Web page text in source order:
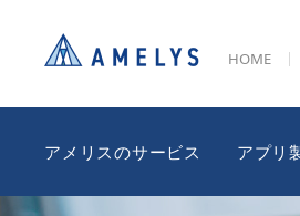
HOME
アメリスのサービス アプリ